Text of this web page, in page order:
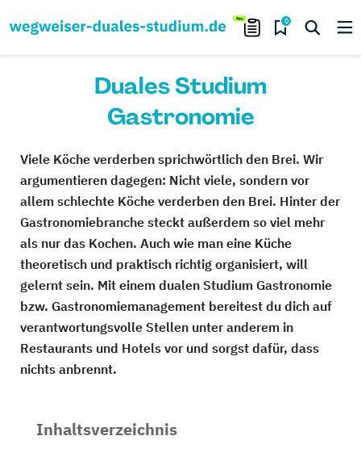
0
Duales Studium
Gastronomie
Viele Köche verderben sprichwörtlich den Brei. Wir
argumentieren dagegen: Nicht viele, sondern vor
allem schlechte Köche verderben den Brei. Hinter der
Gastronomiebranche steckt außerdem so viel mehr
als nur das Kochen. Auch wie man eine Küche
theoretisch und praktisch richtig organisiert, will
gelernt sein. Mit einem dualen Studium Gastronomie
bzw. Gastronomiemanagement bereitest du dich auf
verantwortungsvolle Stellen unter anderem in
Restaurants und Hotels vor und sorgst dafür, dass
nichts anbrennt.
Inhaltsverzeichnis